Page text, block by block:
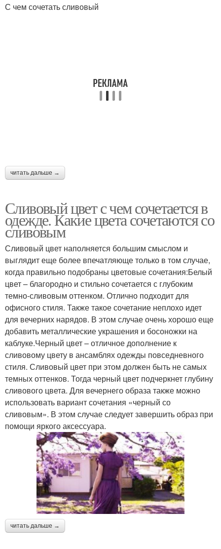
С чем сочетать сливовый
читать дальше →
Сливовый цвет с чем сочетается в
одежде. Какие цвета сочетаются со
сливовым
Сливовый цвет наполняется большим смыслом и
выглядит еще более впечатляюще только в том случае,
когда правильно подобраны цветовые сочетания:Белый
цвет – благородно и стильно сочетается с глубоким
темно-сливовым оттенком. Отлично подходит для
офисного стиля. Также такое сочетание неплохо идет
для вечерних нарядов. В этом случае очень хорошо еще
добавить металлические украшения и босоножки на
каблуке.Черный цвет – отличное дополнение к
сливовому цвету в ансамблях одежды повседневного
стиля. Сливовый цвет при этом должен быть не самых
темных оттенков. Тогда черный цвет подчеркнет глубину
сливового цвета. Для вечернего образа также можно
использовать вариант сочетания «черный со
сливовым». В этом случае следует завершить образ при
помощи яркого аксессуара.
читать дальше →